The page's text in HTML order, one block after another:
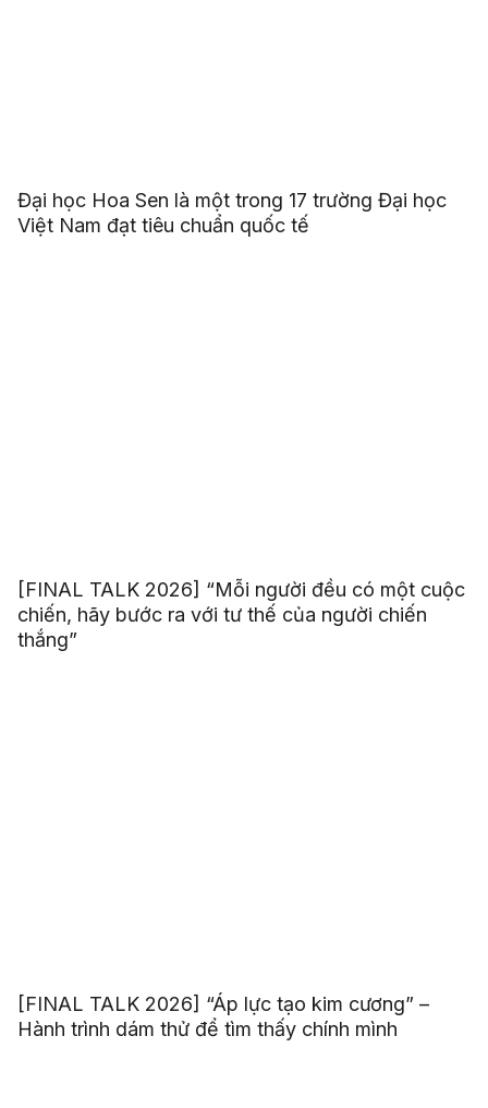
Đại học Hoa Sen là một trong 17 trường Đại học
Việt Nam đạt tiêu chuẩn quốc tế
[FINAL TALK 2026] “Mỗi người đều có một cuộc
chiến, hãy bước ra với tư thế của người chiến
thắng”
[FINAL TALK 2026] “Áp lực tạo kim cương” –
Hành trình dám thử để tìm thấy chính mình